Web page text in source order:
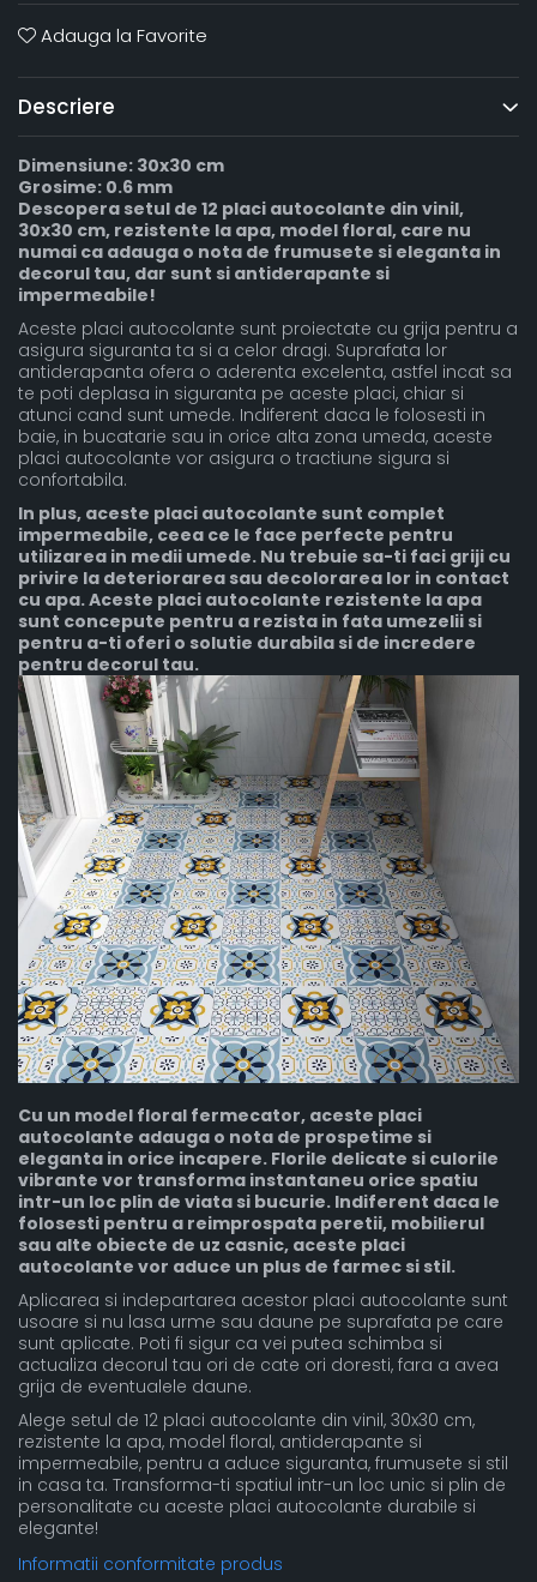
Adauga la Favorite
Descriere
Dimensiune: 30x30 cm
Grosime: 0.6 mm
Descopera setul de 12 placi autocolante din vinil,
30x30 cm, rezistente la apa, model floral, care nu
numai ca adauga o nota de frumusete si eleganta in
decorul tau, dar sunt si antiderapante si
impermeabile!
Aceste placi autocolante sunt proiectate cu grija pentru a
asigura siguranta ta si a celor dragi. Suprafata lor
antiderapanta ofera o aderenta excelenta, astfel incat sa
te poti deplasa in siguranta pe aceste placi, chiar si
atunci cand sunt umede. Indiferent daca le folosesti in
baie, in bucatarie sau in orice alta zona umeda, aceste
placi autocolante vor asigura o tractiune sigura si
confortabila.
In plus, aceste placi autocolante sunt complet
impermeabile, ceea ce le face perfecte pentru
utilizarea in medii umede. Nu trebuie sa-ti faci griji cu
privire la deteriorarea sau decolorarea lor in contact
cu apa. Aceste placi autocolante rezistente la apa
sunt concepute pentru a rezista in fata umezelii si
pentru a-ti oferi o solutie durabila si de incredere
pentru decorul tau.
Cu un model floral fermecator, aceste placi
autocolante adauga o nota de prospetime si
eleganta in orice incapere. Florile delicate si culorile
vibrante vor transforma instantaneu orice spatiu
intr-un loc plin de viata si bucurie. Indiferent daca le
folosesti pentru a reimprospata peretii, mobilierul
sau alte obiecte de uz casnic, aceste placi
autocolante vor aduce un plus de farmec si stil.
Aplicarea si indepartarea acestor placi autocolante sunt
usoare si nu lasa urme sau daune pe suprafata pe care
sunt aplicate. Poti fi sigur ca vei putea schimba si
actualiza decorul tau ori de cate ori doresti, fara a avea
grija de eventualele daune.
Alege setul de 12 placi autocolante din vinil, 30x30 cm,
rezistente la apa, model floral, antiderapante si
impermeabile, pentru a aduce siguranta, frumusete si stil
in casa ta. Transforma-ti spatiul intr-un loc unic si plin de
personalitate cu aceste placi autocolante durabile si
elegante!
Informatii conformitate produs